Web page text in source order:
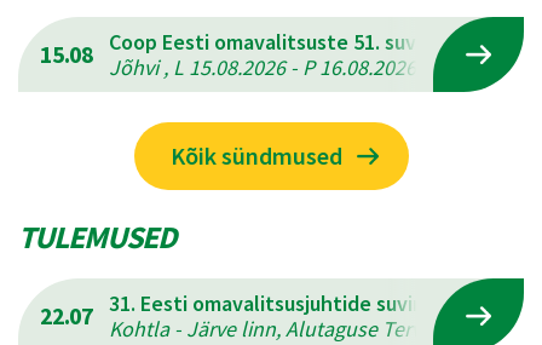
15.08
Coop Eesti omavalitsuste 51. suvemängud
Jõhvi , L 15.08.2026 - P 16.08.2026
Kõik sündmused
TULEMUSED
22.07 31. Eesti omavalitsusjuhtide suvine
Kohtla - Järve linn, Alutaguse